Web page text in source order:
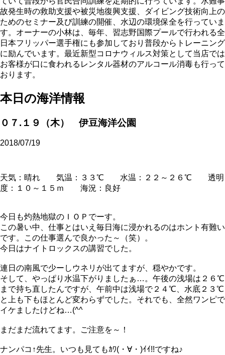
故発生時の救助支援や被災地復興支援、ダイビング技術向上の
ためのセミナー及び訓練の開催、水辺の環境保全を行っていま
す。オーナーの小林は、毎年、習志野国際プールで行われる全
日本フリッパー選手権にも参加しており普段からトレーニング
に励んでいます。最近新型コロナウィルス対策として当店では
お客様が口に食われるレンタル器材のアルコール消毒も行って
おります。
本日の海洋情報
０７.１９（木） 伊豆海洋公園
2018/07/19
天気：晴れ 気温：３３℃ 水温：２２～２６℃ 透明
度：１０～１５ｍ 海況：良好
今日も灼熱地獄のＩＯＰでーす。
この暑い中、仕事とはいえ毎日海に浸かれるのはホント有難い
です。この仕事選んで良かった～（笑）。
今日はナイトロックスの講習でした。
連日の南風で少ーしウネリが出てますが、穏やかです。
そして、やっぱり水温下がりましたぁ…。午後の浅場は２６℃
まで持ち直したんですが、午前中は浅場で２４℃、水底２３℃
と上も下もほとんど変わらずでした。それでも、全然ワンピで
イケましたけどね…(^^ゞ
まだまだ流れてます。ご注意を～！
ナンパコ↑先生。いつも見てもｶﾜ(・∀・)ｲｲ!!ですね♪